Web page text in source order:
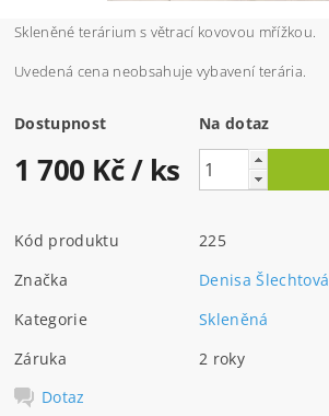
Skleněné terárium s větrací kovovou mřížkou.
Uvedená cena neobsahuje vybavení terária.
Dostupnost Na dotaz
1 700 Kč/ ks
Kód produktu
225
Značka
Denisa Šlechtová
Kategorie
Skleněná
Záruka
2 roky
Dotaz